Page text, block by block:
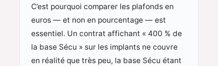
C’est pourquoi comparer les plafonds en
euros — et non en pourcentage — est
essentiel. Un contrat affichant « 400 % de
la base Sécu » sur les implants ne couvre
en réalité que très peu, la base Sécu étant